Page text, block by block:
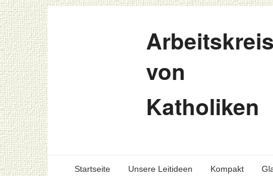
Arbeitskreis
von
Katholiken
Startseite Unsere Leitideen Kompakt